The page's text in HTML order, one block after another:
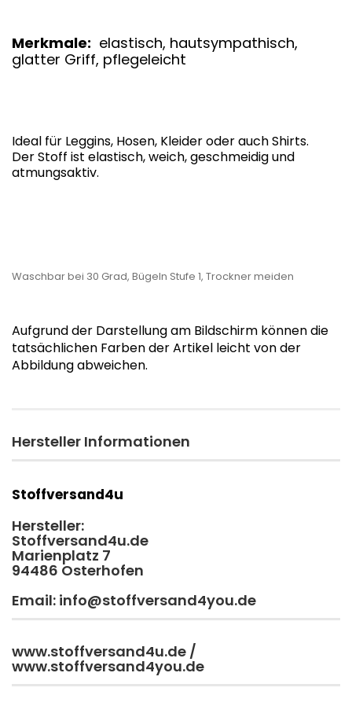
Merkmale: elastisch, hautsympathisch,
glatter Griff, pflegeleicht
Ideal für Leggins, Hosen, Kleider oder auch Shirts.
Der Stoff ist elastisch, weich, geschmeidig und
atmungsaktiv.
Waschbar bei 30 Grad, Bügeln Stufe 1, Trockner meiden
Aufgrund der Darstellung am Bildschirm können die
tatsächlichen Farben der Artikel leicht von der
Abbildung abweichen.
Hersteller Informationen
Stoffversand4u
Hersteller:
Stoffversand4u.de
Marienplatz 7
94486 Osterhofen
Email: info@stoffversand4you.de
www.stoffversand4u.de /
www.stoffversand4you.de